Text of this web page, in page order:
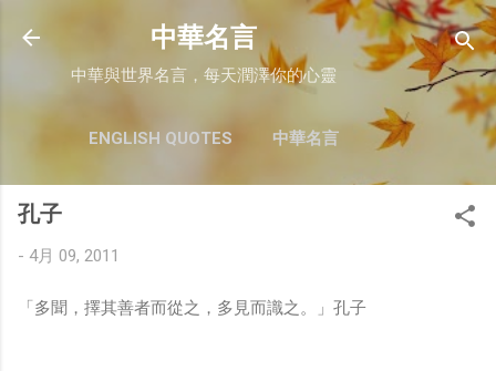
跳至主要內容
中華名言
中華與世界名言，每天潤澤你的心靈
ENGLISH QUOTES 中華名言
孔子
- 4月 09, 2011
「多聞，擇其善者而從之，多見而識之。」孔子